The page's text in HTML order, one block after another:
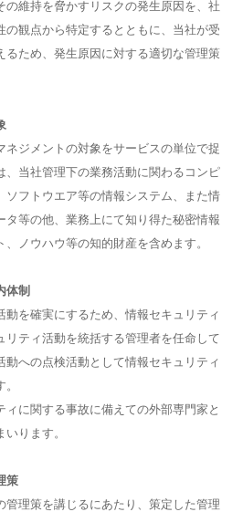
の維持を脅かすリスクの発⽣原因を、社
の観点から特定するとともに、当社が受
るため、発⽣原因に対する適切な管理策
ネジメントの対象をサービスの単位で捉
、当社管理下の業務活動に関わるコンピ
ソフトウエア等の情報システム、また情
タ等の他、業務上にて知り得た秘密情報
ノウハウ等の知的財産を含めます。
体制
動を確実にするため、情報セキュリティ
リティ活動を統括する管理者を任命して
への点検活動として情報セキュリティ
ィに関する事故に備えての外部専⾨家と
ります。
策
管理策を講じるにあたり、策定した管理